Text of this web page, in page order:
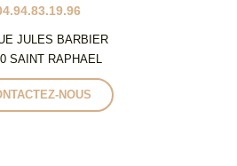
JULES BARBIER
SAINT RAPHAEL
NOUS